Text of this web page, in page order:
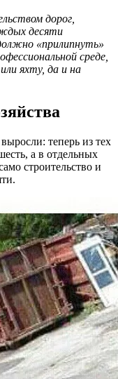
дорог,
десяти
«прилипнуть»
среде,
яхту, да и на
теперь из тех
а в отдельных
строительство и